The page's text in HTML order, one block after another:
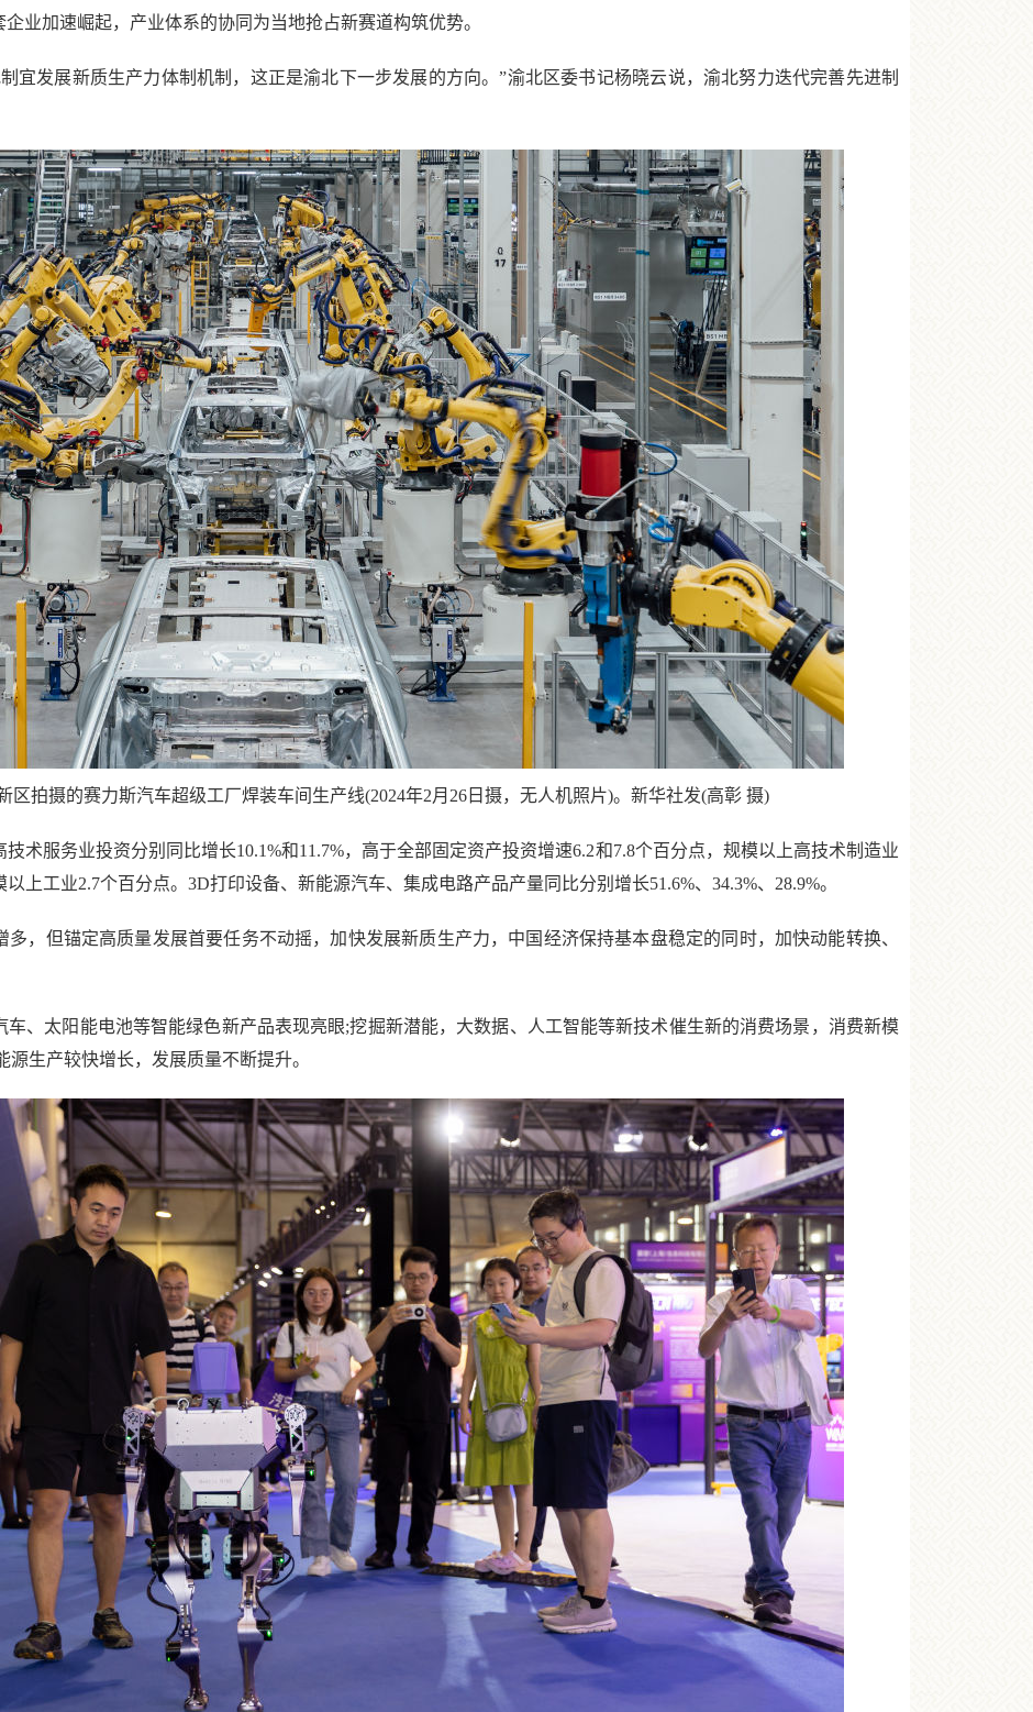
加速崛起，产业体系的协同为当地抢占新赛道构筑优势。
发展新质生产力体制机制，这正是渝北下一步发展的方向。”渝北区委书记杨晓云说，渝北努力迭代完善先进制
拍摄的赛力斯汽车超级工厂焊装车间生产线(2024年2月26日摄，无人机照片)。新华社发(高彰 摄)
服务业投资分别同比增长10.1%和11.7%，高于全部固定资产投资增速6.2和7.8个百分点，规模以上高技术制造业
上工业2.7个百分点。3D打印设备、新能源汽车、集成电路产品产量同比分别增长51.6%、34.3%、28.9%。
但锚定高质量发展首要任务不动摇，加快发展新质生产力，中国经济保持基本盘稳定的同时，加快动能转换、
太阳能电池等智能绿色新产品表现亮眼;挖掘新潜能，大数据、人工智能等新技术催生新的消费场景，消费新模
生产较快增长，发展质量不断提升。